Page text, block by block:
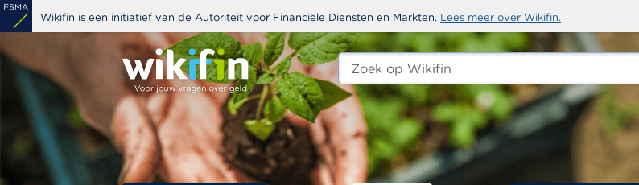
Overslaan
en
naar
inhoud
Wikifin is een initiatief van de Autoriteit voor Financiële Diensten en Markten. Lees meer over Wikifin.
Zoeken
edit-